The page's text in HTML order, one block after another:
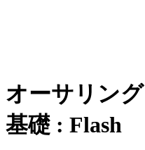
オーサリン
基礎 : Flash